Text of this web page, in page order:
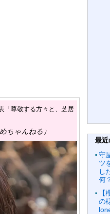
「尊敬する方々と、芝居
ちゃんねる）
最近
守
ツ
し
何
の